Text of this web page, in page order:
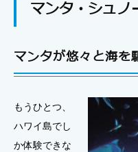
マンタ・シュノ
マンタが悠々と海を
もうひとつ、
ハワイ島でし
か体験できな